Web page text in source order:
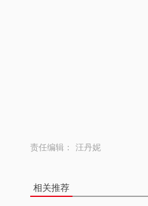
责任编辑： 汪丹妮
相关推荐